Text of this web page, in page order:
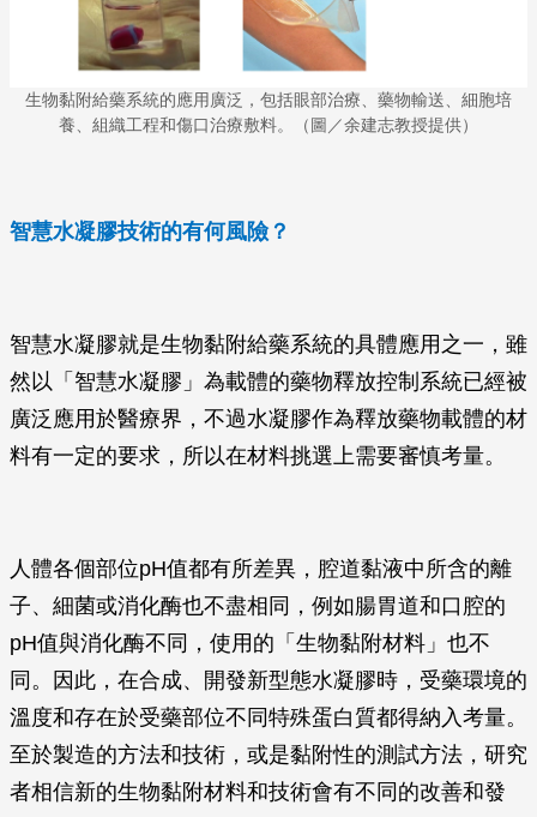
生物黏附給藥系統的應用廣泛，包括眼部治療、藥物輸送、細胞培
養、組織工程和傷口治療敷料。（圖／余建志教授提供）
智慧水凝膠技術的有何風險？
智慧水凝膠就是生物黏附給藥系統的具體應用之一，雖
然以「智慧水凝膠」為載體的藥物釋放控制系統已經被
廣泛應用於醫療界，不過水凝膠作為釋放藥物載體的材
料有一定的要求，所以在材料挑選上需要審慎考量。
人體各個部位pH值都有所差異，腔道黏液中所含的離
子、細菌或消化酶也不盡相同，例如腸胃道和口腔的
pH值與消化酶不同，使用的「生物黏附材料」也不
同。因此，在合成、開發新型態水凝膠時，受藥環境的
溫度和存在於受藥部位不同特殊蛋白質都得納入考量。
至於製造的方法和技術，或是黏附性的測試方法，研究
者相信新的生物黏附材料和技術會有不同的改善和發